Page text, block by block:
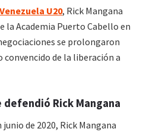
Venezuela U20, Rick Mangana
la Academia Puerto Cabello en
se prolongaron
convencido de la liberación a
Rick Mangana
de 2020, Rick Mangana